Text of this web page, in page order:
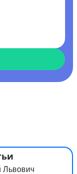
Львович